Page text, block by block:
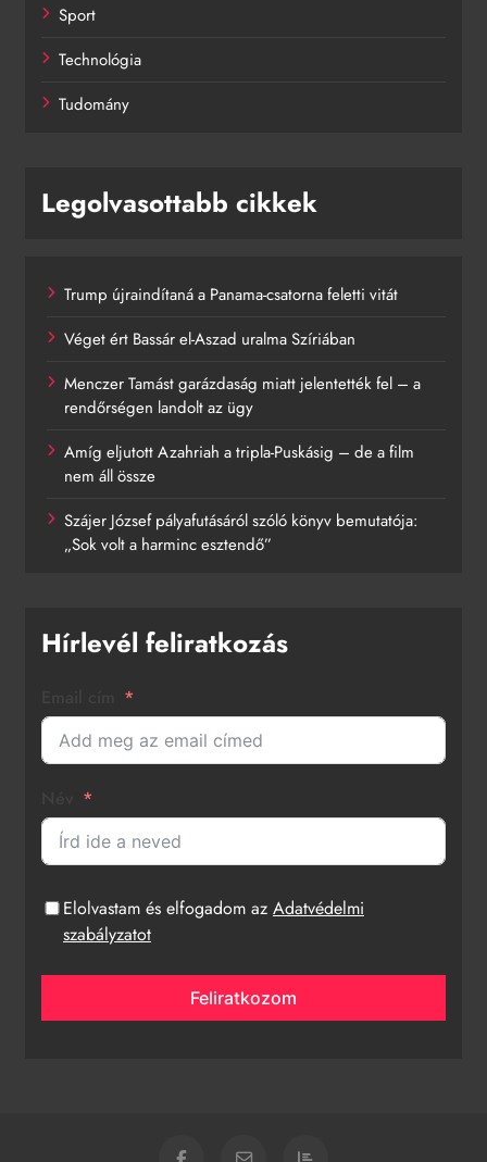
Sport
Technológia
Tudomány
Legolvasottabb cikkek
Trump újraindítaná a Panama-csatorna feletti vitát
Véget ért Bassár el-Aszad uralma Szíriában
Menczer Tamást garázdaság miatt jelentették fel – a
rendőrségen landolt az ügy
Amíg eljutott Azahriah a tripla-Puskásig – de a film
nem áll össze
Szájer József pályafutásáról szóló könyv bemutatója:
„Sok volt a harminc esztendő”
Hírlevél feliratkozás
Elolvastam és elfogadom az Adatvédelmi
szabályzatot
Feliratkozom